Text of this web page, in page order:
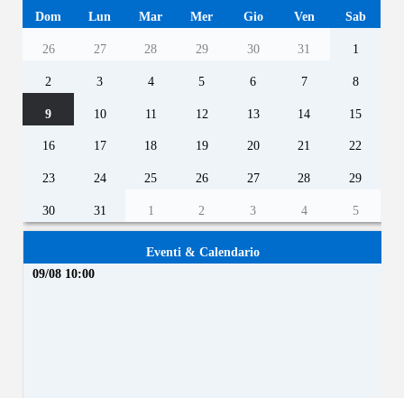
Dom Lun Mar Mer Gio Ven Sab
26 27 28 29 30 31 1
2 3 4 5 6 7 8
9 10 11 12 13 14 15
16 17 18 19 20 21 22
23 24 25 26 27 28 29
30 31 1 2 3 4 5
Eventi & Calendario
09/08 10:00